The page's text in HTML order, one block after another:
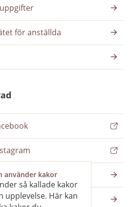
använder kakor
så kallade kakor
Här kan
för anställda